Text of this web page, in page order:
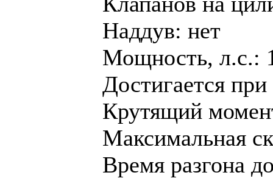
Наддув: нет
Мощность, л.с.:
Достигается
Крутящий
Максимальная
Время разгона